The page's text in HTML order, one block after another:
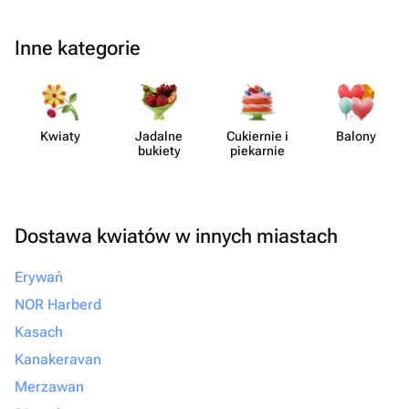
Inne kategorie
Kwiaty
Jadalne
bukiety
Cukiernie i
piekarnie
Balony
Dostawa kwiatów w innych miastach
Erywań
NOR Harberd
Kasach
Kanakeravan
Merzawan